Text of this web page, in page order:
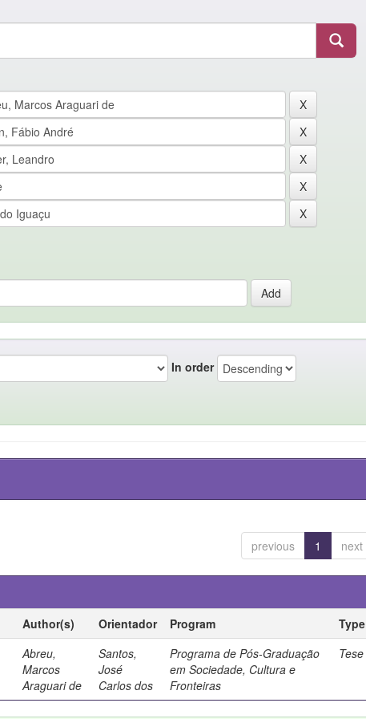
In order
previous 1 next
Author(s) Orientador Program
Type
Abreu,
Marcos
Araguari de
Santos,
José
Carlos dos
Programa de Pós-Graduação
em Sociedade, Cultura e
Fronteiras
Tese